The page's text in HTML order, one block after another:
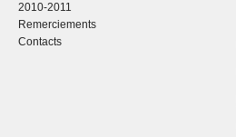
2010-2011
Remerciements
Contacts